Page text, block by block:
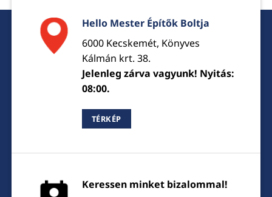
Hello Mester Építők Boltja
6000 Kecskemét, Könyves
Kálmán krt. 38.
Jelenleg zárva vagyunk! Nyitás:
08:00.
TÉRKÉP
Keressen minket bizalommal!